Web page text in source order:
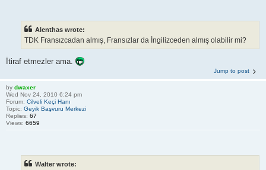
Alenthas wrote:
TDK Fransızcadan almış, Fransızlar da İngilizceden almış olabilir mi?
İtiraf etmezler ama.
Jump to post
by dwaxer
Wed Nov 24, 2010 6:24 pm
Forum: Cilveli Keçi Hanı
Topic: Geyik Başvuru Merkezi
Replies: 67
Views: 6659
Walter wrote: